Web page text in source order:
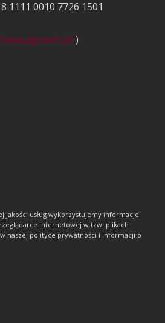
1111 0010 7726 1501
)
jakości usług wykorzystujemy informacje
internetowej w tzw. plikach
naszej polityce prywatności i informacji o